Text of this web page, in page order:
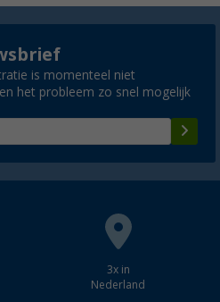
is momenteel niet
het probleem zo snel mogelijk
3x in
Nederland